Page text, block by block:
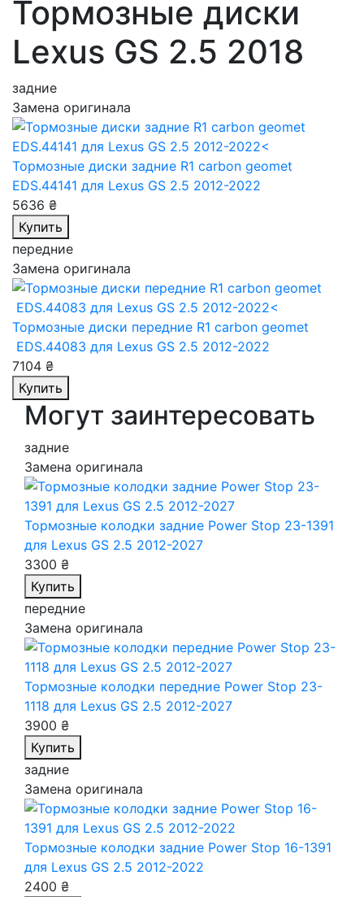
Тормозные диски
Lexus GS 2.5 2018
задние
Замена оригинала
Тормозные диски задние R1 carbon geomet
EDS.44141 для Lexus GS 2.5 2012-2022
5636 ₴
Купить
передние
Замена оригинала
Тормозные диски передние R1 carbon geomet
EDS.44083 для Lexus GS 2.5 2012-2022
7104 ₴
Купить
Могут заинтересовать
задние
Замена оригинала
Тормозные колодки задние Power Stop 23-1391
для Lexus GS 2.5 2012-2027
3300 ₴
Купить
передние
Замена оригинала
Тормозные колодки передние Power Stop 23-
1118 для Lexus GS 2.5 2012-2027
3900 ₴
Купить
задние
Замена оригинала
Тормозные колодки задние Power Stop 16-1391
для Lexus GS 2.5 2012-2022
2400 ₴